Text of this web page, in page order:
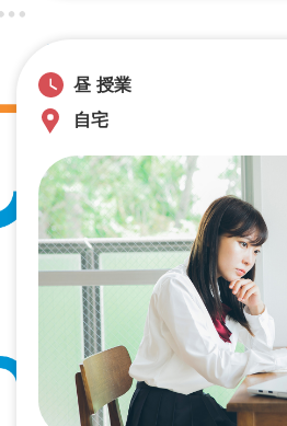
昼 授業
自宅